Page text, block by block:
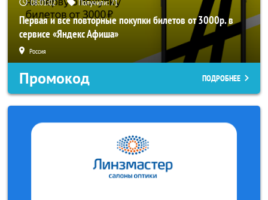
08:01:00 Получили:71
Первая и все повторные покупки билетов от 3000р. в
сервисе «Яндекс Афиша»
Россия
Промокод ПОДРОБНЕЕ